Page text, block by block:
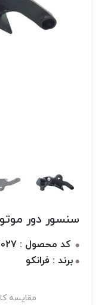
سنسور دور موتور پژو
کد محصول : 4027
برند : فرانکو
مقایسه